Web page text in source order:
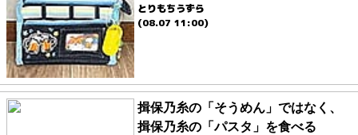
とりもちうずら
(08.07 11:00)
揖保乃糸の「そうめん」ではなく、
揖保乃糸の「パスタ」を食べる